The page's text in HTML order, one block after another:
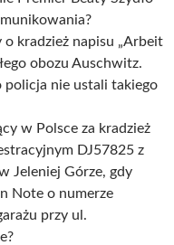
o kradzież napisu „Arbeit
obozu Auschwitz.
policja nie ustali takiego
w Polsce za kradzież
DJ57825 z
Jeleniej Górze, gdy
Note o numerze
przy ul.